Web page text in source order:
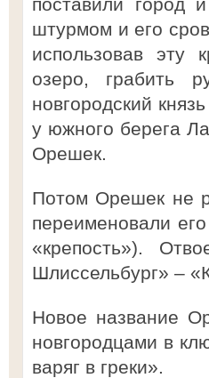
штурмом и его
использовав эту
озеро, грабить
новгородский
у южного берега
Орешек.
Потом Орешек не
переименовали
«крепость»).
Шлиссельбург» –
Новое название
новгородцами в
варяг в греки».